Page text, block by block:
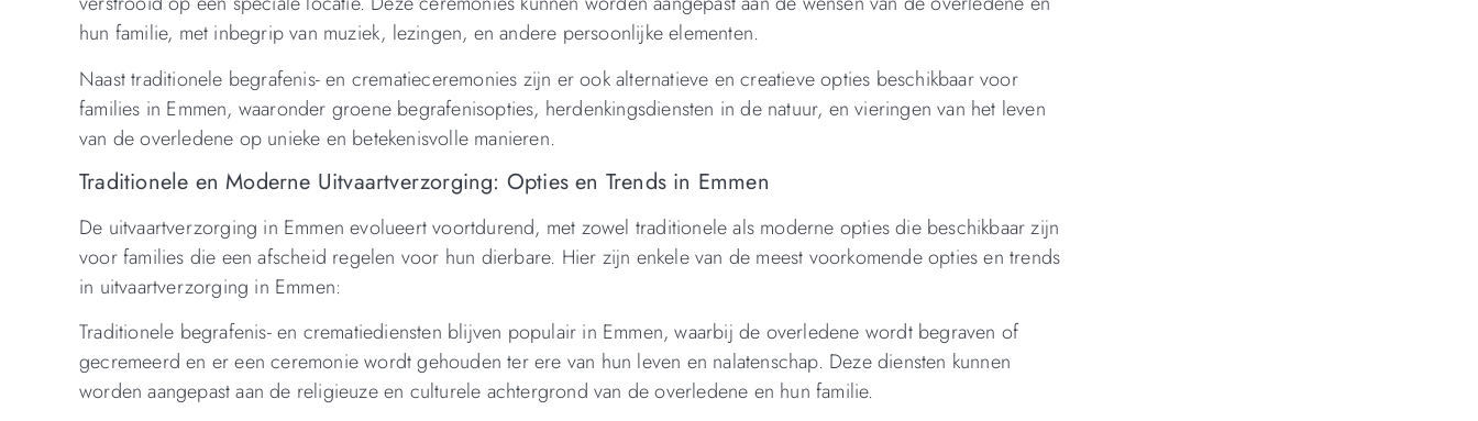
hun familie, met inbegrip van muziek, lezingen, en andere persoonlijke elementen.
Naast traditionele begrafenis- en crematieceremonies zijn er ook alternatieve en creatieve opties beschikbaar voor
families in Emmen, waaronder groene begrafenisopties, herdenkingsdiensten in de natuur, en vieringen van het leven
van de overledene op unieke en betekenisvolle manieren.
Traditionele en Moderne Uitvaartverzorging: Opties en Trends in Emmen
De uitvaartverzorging in Emmen evolueert voortdurend, met zowel traditionele als moderne opties die beschikbaar zijn
voor families die een afscheid regelen voor hun dierbare. Hier zijn enkele van de meest voorkomende opties en trends
in uitvaartverzorging in Emmen:
Traditionele begrafenis- en crematiediensten blijven populair in Emmen, waarbij de overledene wordt begraven of
gecremeerd en er een ceremonie wordt gehouden ter ere van hun leven en nalatenschap. Deze diensten kunnen
worden aangepast aan de religieuze en culturele achtergrond van de overledene en hun familie.